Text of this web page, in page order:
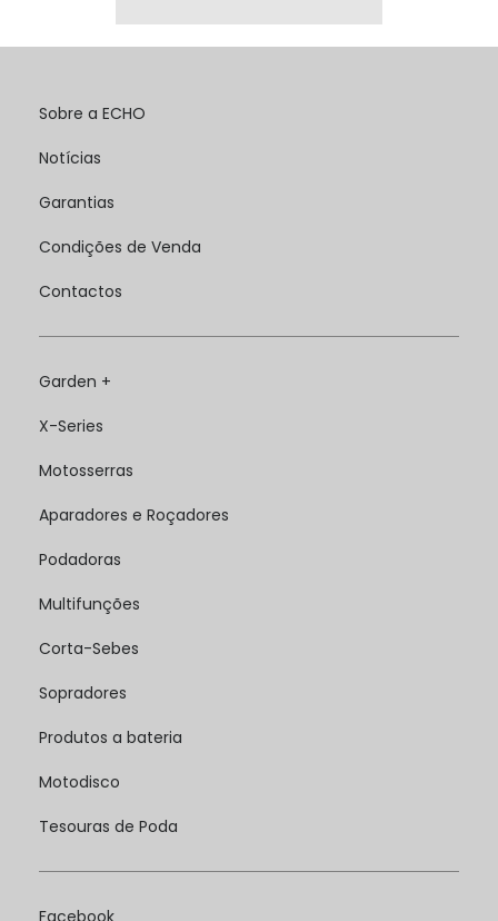
Sobre a ECHO
Notícias
Garantias
Condições de Venda
Contactos
Garden +
X-Series
Motosserras
Aparadores e Roçadores
Podadoras
Multifunções
Corta-Sebes
Sopradores
Produtos a bateria
Motodisco
Tesouras de Poda
Facebook